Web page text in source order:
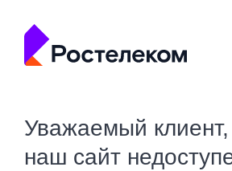
Уважаемый клиент,
наш сайт